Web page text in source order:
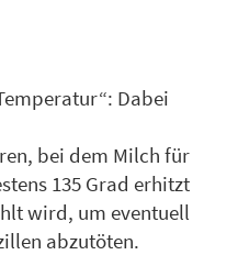
Dabei
bei dem Milch für
135 Grad erhitzt
wird, um eventuell
abzutöten.